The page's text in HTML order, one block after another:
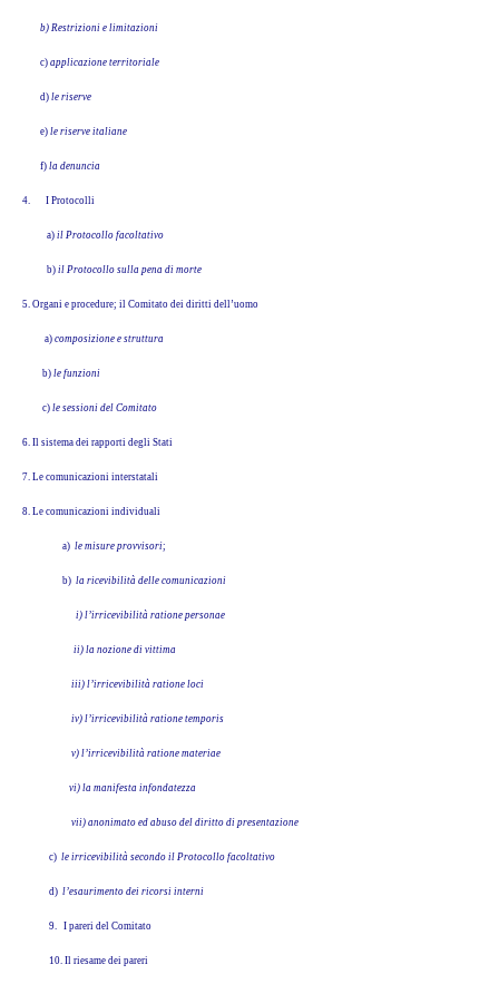
b) Restrizioni e limitazioni
c) applicazione territoriale
d) le riserve
e) le riserve italiane
f) la denuncia
4. I Protocolli
a) il Protocollo facoltativo
b) il Protocollo sulla pena di morte
5. Organi e procedure; il Comitato dei diritti dell’uomo
a) composizione e struttura
b) le funzioni
c) le sessioni del Comitato
6. Il sistema dei rapporti degli Stati
7. Le comunicazioni interstatali
8. Le comunicazioni individuali
a) le misure provvisori;
b) la ricevibilità delle comunicazioni
i) l’irricevibilità ratione personae
ii) la nozione di vittima
iii) l’irricevibilità ratione loci
iv) l’irricevibilità ratione temporis
v) l’irricevibilità ratione materiae
vi) la manifesta infondatezza
vii) anonimato ed abuso del diritto di presentazione
c) le irricevibilità secondo il Protocollo facoltativo
d) l’esaurimento dei ricorsi interni
9. I pareri del Comitato
10. Il riesame dei pareri